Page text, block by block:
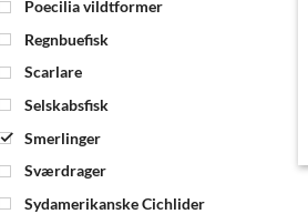
Poecilia vildtformer
Regnbuefisk
Scarlare
Selskabsfisk
Smerlinger
Sværdrager
Sydamerikanske Cichlider